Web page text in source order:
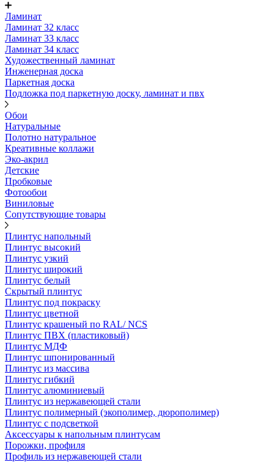
Ламинат
Ламинат 32 класс
Ламинат 33 класс
Ламинат 34 класс
Художественный ламинат
Инженерная доска
Паркетная доска
Подложка под паркетную доску, ламинат и пвх
Обои
Натуральные
Полотно натуральное
Креативные коллажи
Эко-акрил
Детские
Пробковые
Фотообои
Виниловые
Сопутствующие товары
Плинтус напольный
Плинтус высокий
Плинтус узкий
Плинтус широкий
Плинтус белый
Скрытый плинтус
Плинтус под покраску
Плинтус цветной
Плинтус крашеный по RAL/ NCS
Плинтус ПВХ (пластиковый)
Плинтус МДФ
Плинтус шпонированный
Плинтус из массива
Плинтус гибкий
Плинтус алюминиевый
Плинтус из нержавеющей стали
Плинтус полимерный (экополимер, дюрополимер)
Плинтус с подсветкой
Аксессуары к напольным плинтусам
Порожки, профиля
Профиль из нержавеющей стали